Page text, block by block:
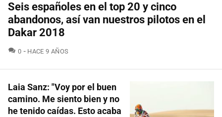
Seis españoles en el top 20 y cinco
abandonos, así van nuestros pilotos en el
Dakar 2018
0 COMENTARIOS
HACE 9 AÑOS
Laia Sanz: "Voy por el buen
camino. Me siento bien y no
he tenido caídas. Esto acaba